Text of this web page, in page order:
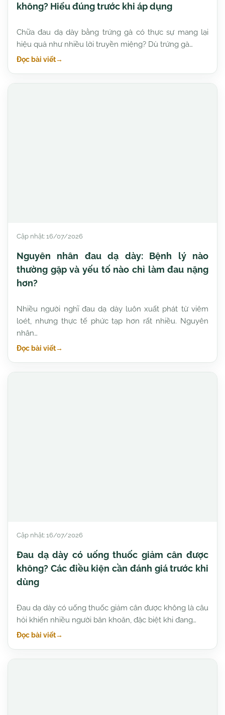
không? Hiểu đúng trước khi áp dụng
Chữa đau dạ dày bằng trứng gà có thực sự mang lại
hiệu quả như nhiều lời truyền miệng? Dù trứng gà…
Đọc bài viết→
Cập nhật: 16/07/2026
Nguyên nhân đau dạ dày: Bệnh lý nào
thường gặp và yếu tố nào chỉ làm đau nặng
hơn?
Nhiều người nghĩ đau dạ dày luôn xuất phát từ viêm
loét, nhưng thực tế phức tạp hơn rất nhiều. Nguyên
nhân…
Đọc bài viết→
Cập nhật: 16/07/2026
Đau dạ dày có uống thuốc giảm cân được
không? Các điều kiện cần đánh giá trước khi
dùng
Đau dạ dày có uống thuốc giảm cân được không là câu
hỏi khiến nhiều người băn khoăn, đặc biệt khi đang…
Đọc bài viết→